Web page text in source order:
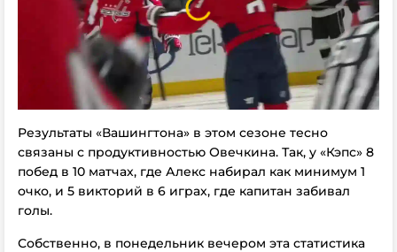
Результаты «Вашингтона» в этом сезоне тесно
связаны с продуктивностью Овечкина. Так, у «Кэпс» 8
побед в 10 матчах, где Алекс набирал как минимум 1
очко, и 5 викторий в 6 играх, где капитан забивал
голы.
Собственно, в понедельник вечером эта статистика